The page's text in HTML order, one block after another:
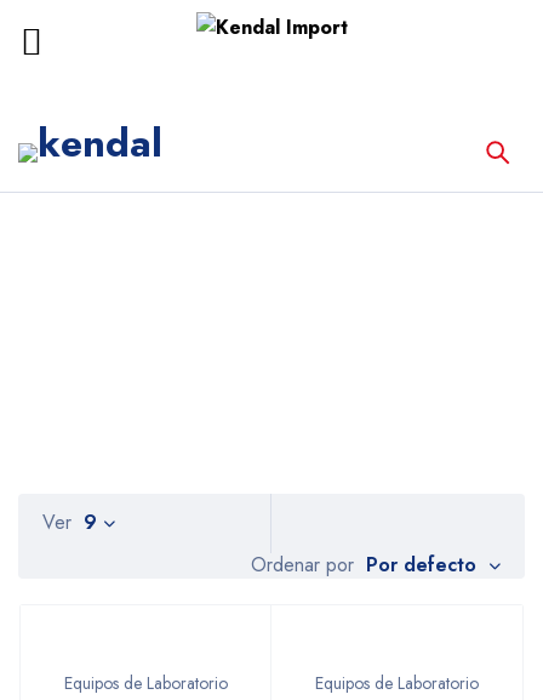
Ordenar por Por defecto
Ver 9
Equipos de Laboratorio Equipos de Laboratorio